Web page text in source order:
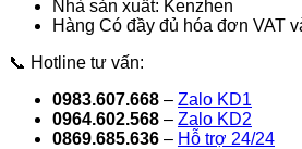
Nhà sản xuất: Kenzhen
Hàng Có đầy đủ hóa đơn VAT
📞 Hotline tư vấn:
0983.607.668 – Zalo KD1
0964.602.568 – Zalo KD2
0869.685.636 – Hỗ trợ 24/24